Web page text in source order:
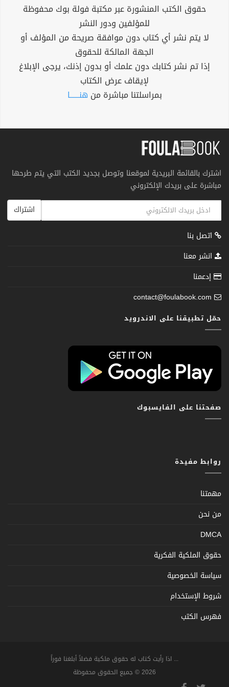
حقوق الكتب المنشورة عبر مكتبة فولة بوك محفوظة
للمؤلفين ودور النشر
لا يتم نشر أي كتاب دون موافقة صريحة من المؤلف أو
الجهة المالكة للحقوق
إذا تم نشر كتابك دون علمك أو بدون إذنك، يرجى الإبلاغ
لإيقاف عرض الكتاب
بمراسلتنا مباشرة من هنــــــا
اشترك بالقائمة البريدية لموقعنا وتوصل بجديد الكتب التي يتم طرحها
مباشرة على بريدك الإلكتروني
اشتراك
اتصل بنا
انشر معنا
إدعمنا
contact@foulabook.com
حمّل تطبيقنا على الاندرويد
صفحتنا على الفايسبوك
روابط مفيدة
مهمتنا
من نحن
DMCA
حقوق الملكية الفكرية
سياسة الخصوصية
شروط الإستخدام
فهرس الكتب
... اذا رأيت كتاب له حقوق ملكية فضلاً أبلغنا فوراً
2026 © جميع الحقوق محفوظة